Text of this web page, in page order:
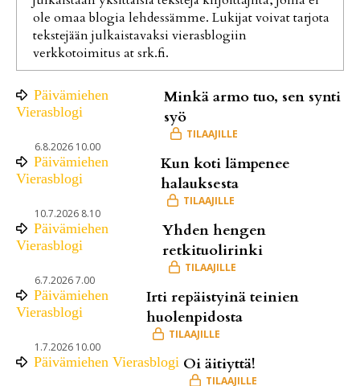
ole omaa blogia lehdessämme. Lukijat voivat tarjota
tekstejään julkaistavaksi vierasblogiin
verkkotoimitus at srk.fi.
Päivämiehen
Vierasblogi
Minkä armo tuo, sen synti
syö
6.8.2026 10.00
Päivämiehen
Vierasblogi
Kun koti lämpenee
halauksesta
10.7.2026 8.10
Päivämiehen
Vierasblogi
Yhden hengen
retkituolirinki
6.7.2026 7.00
Päivämiehen
Vierasblogi
Irti repäistyinä teinien
huolenpidosta
1.7.2026 10.00
Päivämiehen Vierasblogi Oi äitiyttä!